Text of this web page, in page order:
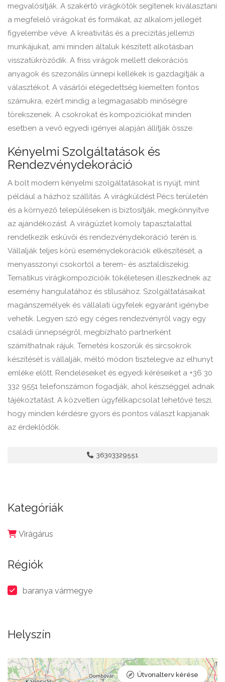
megvalósítják. A szakértő virágkötők segítenek kiválasztani
a megfelelő virágokat és formákat, az alkalom jellegét
figyelembe véve. A kreativitás és a precizitás jellemzi
munkájukat, ami minden általuk készített alkotásban
visszatükröződik. A friss virágok mellett dekorációs
anyagok és szezonális ünnepi kellékek is gazdagítják a
választékot. A vásárlói elégedettség kiemelten fontos
számukra, ezért mindig a legmagasabb minőségre
törekszenek. A csokrokat és kompozíciókat minden
esetben a vevő egyedi igényei alapján állítják össze.
Kényelmi Szolgáltatások és
Rendezvénydekoráció
A bolt modern kényelmi szolgáltatásokat is nyújt, mint
például a házhoz szállítás. A virágküldést Pécs területén
és a környező településeken is biztosítják, megkönnyítve
az ajándékozást. A virágüzlet komoly tapasztalattal
rendelkezik esküvői és rendezvénydekoráció terén is.
Vállalják teljes körű eseménydekorációk elkészítését, a
menyasszonyi csokortól a terem- és asztaldíszekig.
Tematikus virágkompozícióik tökéletesen illeszkednek az
esemény hangulatához és stílusához. Szolgáltatásaikat
magánszemélyek és vállalati ügyfelek egyaránt igénybe
vehetik. Legyen szó egy céges rendezvényről vagy egy
családi ünnepségről, megbízható partnerként
számíthatnak rájuk. Temetési koszorúk és sírcsokrok
készítését is vállalják, méltó módon tisztelegve az elhunyt
emléke előtt. Rendeléseiket és egyedi kéréseiket a +36 30
332 9551 telefonszámon fogadják, ahol készséggel adnak
tájékoztatást. A közvetlen ügyfélkapcsolat lehetővé teszi,
hogy minden kérdésre gyors és pontos választ kapjanak
az érdeklődők.
36303329551
Kategóriák
Virágárus
Régiók
baranya vármegye
Helyszín
Útvonalterv kérése